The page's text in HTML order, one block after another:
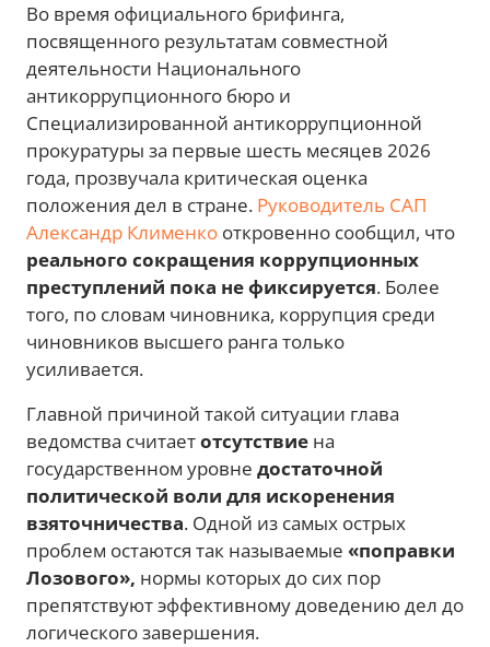
Во время официального брифинга,
посвященного результатам совместной
деятельности Национального
антикоррупционного бюро и
Специализированной антикоррупционной
прокуратуры за первые шесть месяцев 2026
года, прозвучала критическая оценка
положения дел в стране. Руководитель САП
Александр Клименко откровенно сообщил, что
реального сокращения коррупционных
преступлений пока не фиксируется. Более
того, по словам чиновника, коррупция среди
чиновников высшего ранга только
усиливается.
Главной причиной такой ситуации глава
ведомства считаетотсутствие на
государственном уровне достаточной
политической воли для искоренения
взяточничества. Одной из самых острых
проблем остаются так называемые «поправки
Лозового», нормы которых до сих пор
препятствуют эффективному доведению дел до
логического завершения.